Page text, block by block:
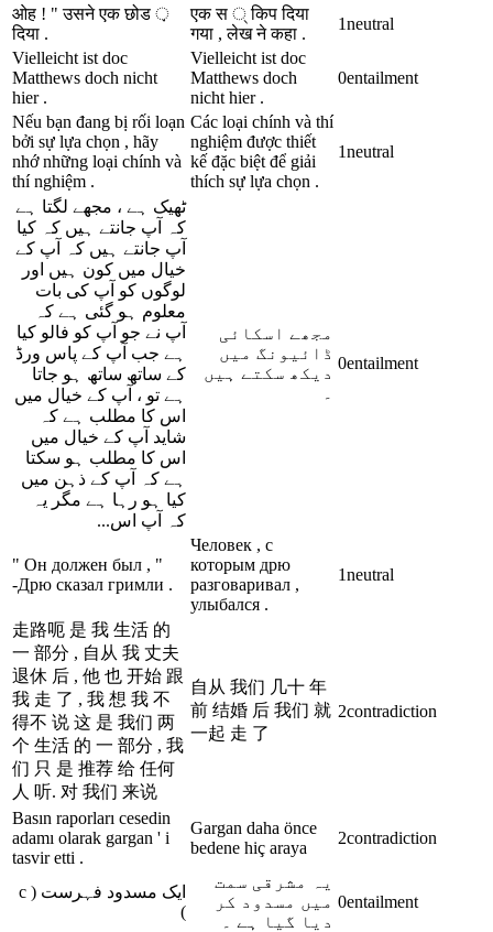
ओह ! " उसने एक छोड ़
दिया .
एक स ् किप दिया
गया , लेख ने कहा .
1neutral
Vielleicht ist doc
Matthews doch nicht
hier .
Vielleicht ist doc
Matthews doch
nicht hier .
0entailment
Nếu bạn đang bị rối loạn
bởi sự lựa chọn , hãy
nhớ những loại chính và
thí nghiệm .
Các loại chính và thí
nghiệm được thiết
kế đặc biệt để giải
thích sự lựa chọn .
1neutral
ٹھیک ہے ، مجھے لگتا ہے
کہ آپ جانتے ہیں کہ کیا
آپ جانتے ہیں کہ آپ کے
خیال میں کون ہیں اور
لوگوں کو آپ کی بات
معلوم ہو گئی ہے کہ
آپ نے جو آپ کو فالو کیا
ہے جب آپ کے پاس ورڈ
کے ساتھ ساتھ ہو جاتا
ہے تو ، آپ کے خیال میں
اس کا مطلب ہے کہ
شاید آپ کے خیال میں
اس کا مطلب ہو سکتا
ہے کہ آپ کے ذہن میں
کیا ہو رہا ہے مگر یہ
کہ آپ اس...
مجھے اسکائی
ڈائیونگ میں
دیکھ سکتے ہیں
0entailment
" Он должен был , "
-Дрю сказал гримли .
Человек , с
которым дрю
разговаривал ,
улыбался .
1neutral
走路呃 是 我 生活 的
一 部分 , 自从 我 丈夫
退休 后 , 他 也 开始 跟
我 走 了 , 我 想 我 不
得不 说 这 是 我们 两
个 生活 的 一 部分 , 我
们 只 是 推荐 给 任何
人 听. 对 我们 来说
自从 我们 几十 年
前 结婚 后 我们 就
一起 走 了
2contradiction
Basın raporları cesedin
adamı olarak gargan ' i
tasvir etti .
Gargan daha önce
bedene hiç araya
2contradiction
ایک مسدود فہرست ( c
)
یہ مشرقی سمت
میں مسدود کر
دیا گیا ہے ۔
0entailment